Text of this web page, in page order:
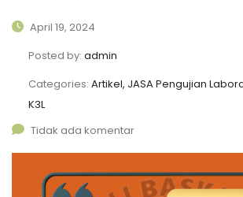
April 19, 2024
Posted by: admin
Categories: Artikel, JASA Pengujian
K3L
Tidak ada komentar